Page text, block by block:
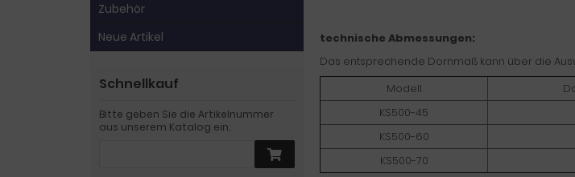
technische Abmessungen:
Das entsprechende Dornmaß kann über die
Modell
KS500-45
KS500-60
KS500-70
Zubehör
Neue Artikel
Schnellkauf
Bitte geben Sie die Artikelnummer
aus unserem Katalog ein.